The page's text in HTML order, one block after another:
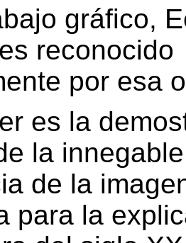
gráfico,
reconocido
por esa
es la
la innegable
de la
para la